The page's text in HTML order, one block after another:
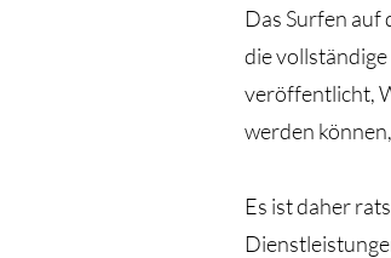
Das Surfen auf
die
veröffentlicht,
werden
Es ist daher